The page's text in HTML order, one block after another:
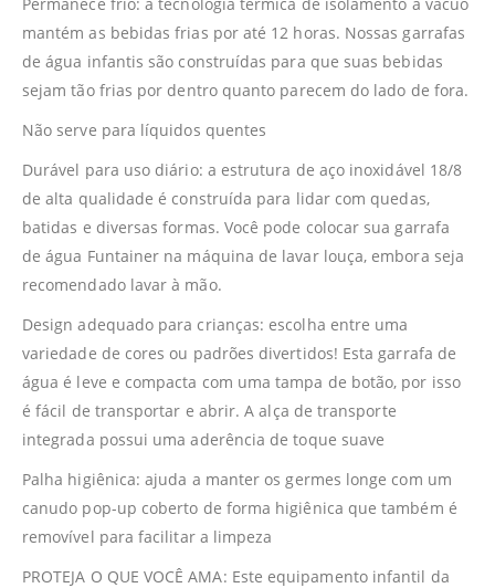
mantém as bebidas frias por até 12 horas. Nossas garrafas
de água infantis são construídas para que suas bebidas
sejam tão frias por dentro quanto parecem do lado de fora.
Não serve para líquidos quentes
Durável para uso diário: a estrutura de aço inoxidável 18/8
de alta qualidade é construída para lidar com quedas,
batidas e diversas formas. Você pode colocar sua garrafa
de água Funtainer na máquina de lavar louça, embora seja
recomendado lavar à mão.
Design adequado para crianças: escolha entre uma
variedade de cores ou padrões divertidos! Esta garrafa de
água é leve e compacta com uma tampa de botão, por isso
é fácil de transportar e abrir. A alça de transporte
integrada possui uma aderência de toque suave
Palha higiênica: ajuda a manter os germes longe com um
canudo pop-up coberto de forma higiênica que também é
removível para facilitar a limpeza
PROTEJA O QUE VOCÊ AMA: Este equipamento infantil da